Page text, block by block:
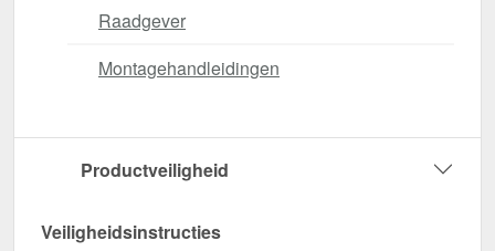
Raadgever
Montagehandleidingen
Productveiligheid
Veiligheidsinstructies